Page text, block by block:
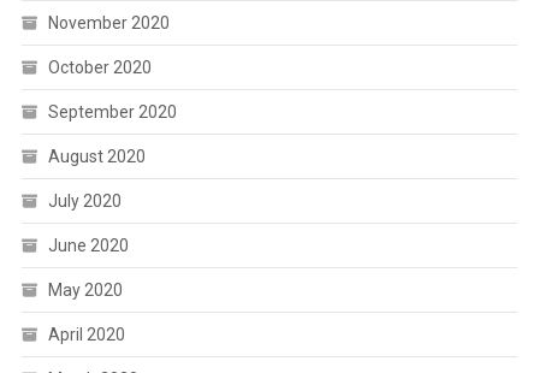
November 2020
October 2020
September 2020
August 2020
July 2020
June 2020
May 2020
April 2020